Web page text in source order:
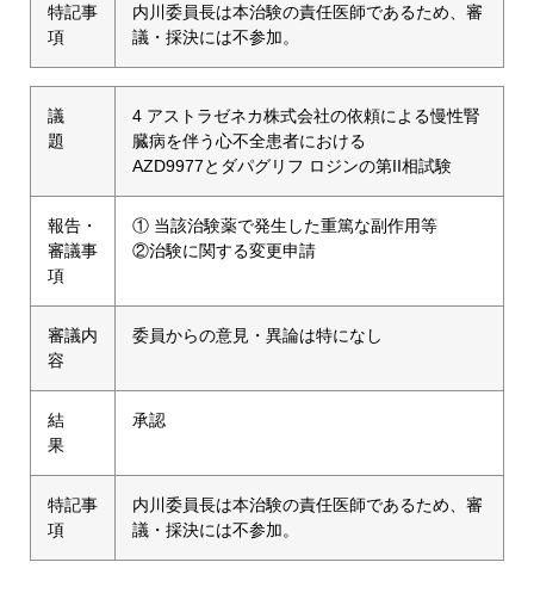
特記事
項
内川委員長は本治験の責任医師であるため、審
議・採決には不参加。
議
題
4 アストラゼネカ株式会社の依頼による慢性腎
臓病を伴う心不全患者における
AZD9977とダパグリフ ロジンの第II相試験
報告・
審議事
項
① 当該治験薬で発生した重篤な副作用等
②治験に関する変更申請
審議内
容
委員からの意見・異論は特になし
結
果
承認
特記事
項
内川委員長は本治験の責任医師であるため、審
議・採決には不参加。